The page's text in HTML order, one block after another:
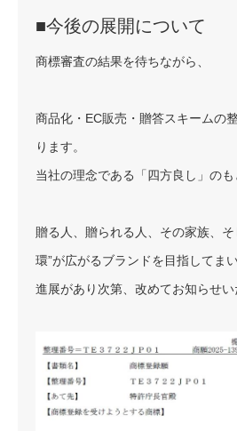
■今後の展開について
商標審査の結果を待ちながら、
商品化・EC販売・贈答スキームの
ります。
当社の理念である「四方良し」のも
贈る人、贈られる人、その家族、
環”が広がるブランドを目指してまい
進展があり次第、改めてお知らせい